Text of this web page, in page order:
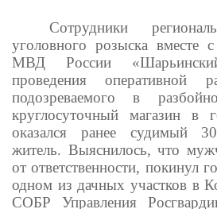
Сотрудники
уголовного розыска вместе
МВД России
проведения оперативной
подозреваемого в
круглосуточный магазин
оказался ранее судимый
житель. Выяснилось, что
от ответственности, покинул
одном из дачных участков в
СОБР Управления